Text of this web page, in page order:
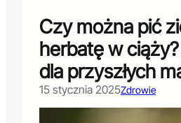
Czy można pić
herbatę w
dla przyszłych
15 stycznia 2025Zdrowie